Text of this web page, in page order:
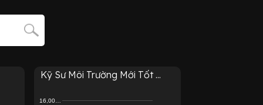
Kỹ Sư Môi Trường Mới Tốt ...
16,00…